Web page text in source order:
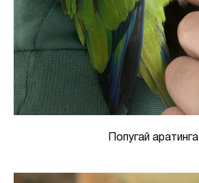
Попугай аратинга